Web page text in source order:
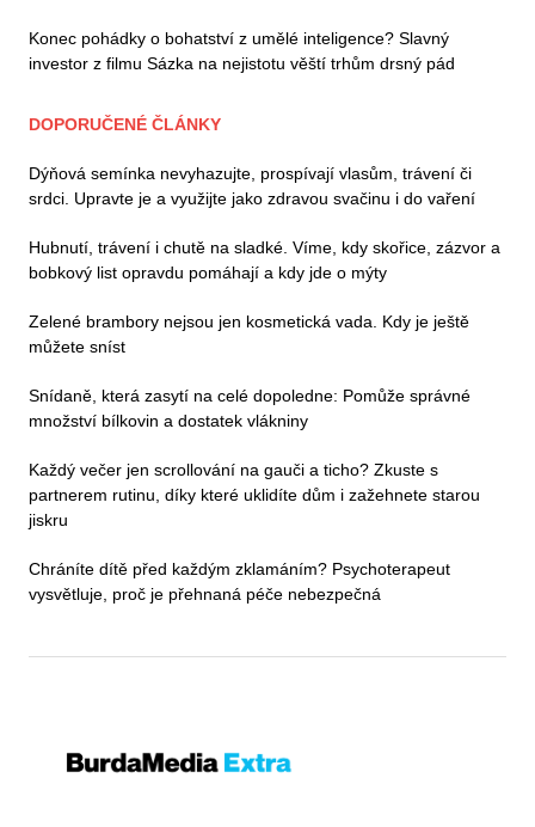
Konec pohádky o bohatství z umělé inteligence? Slavný
investor z filmu Sázka na nejistotu věští trhům drsný pád
DOPORUČENÉ ČLÁNKY
Dýňová semínka nevyhazujte, prospívají vlasům, trávení či
srdci. Upravte je a využijte jako zdravou svačinu i do vaření
Hubnutí, trávení i chutě na sladké. Víme, kdy skořice, zázvor a
bobkový list opravdu pomáhají a kdy jde o mýty
Zelené brambory nejsou jen kosmetická vada. Kdy je ještě
můžete sníst
Snídaně, která zasytí na celé dopoledne: Pomůže správné
množství bílkovin a dostatek vlákniny
Každý večer jen scrollování na gauči a ticho? Zkuste s
partnerem rutinu, díky které uklidíte dům i zažehnete starou
jiskru
Chráníte dítě před každým zklamáním? Psychoterapeut
vysvětluje, proč je přehnaná péče nebezpečná